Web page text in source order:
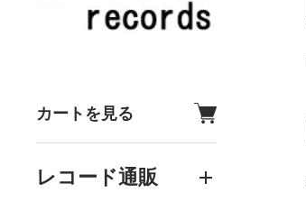
カートを見る
レコード通販